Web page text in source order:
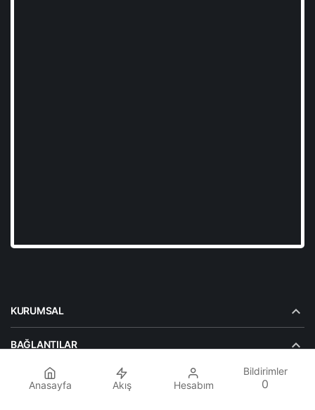
KURUMSAL
BAĞLANTILAR
POPÜLER SAYFALAR
Anasayfa Akış Hesabım
Bildirimler
0